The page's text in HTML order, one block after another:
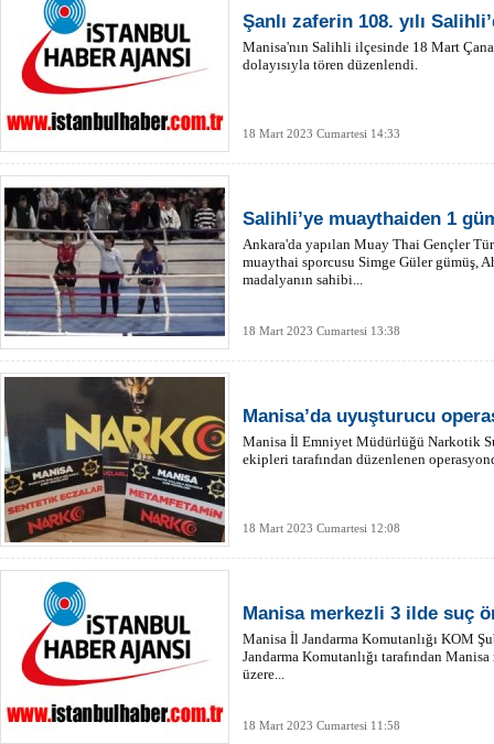
Şanlı zaferin 108. yılı
Manisa'nın Salihli ilçesinde 18 Mart
dolayısıyla tören düzenlendi.
18 Mart 2023 Cumartesi 14:33
Salihli’ye muaythaiden 1
Ankara'da yapılan Muay Thai Gençler
muaythai sporcusu Simge Güler gümüş,
madalyanın sahibi...
18 Mart 2023 Cumartesi 13:38
Manisa’da uyuşturucu
Manisa İl Emniyet Müdürlüğü Narkotik
ekipleri tarafından düzenlenen
18 Mart 2023 Cumartesi 12:08
Manisa merkezli 3 ilde suç
Manisa İl Jandarma Komutanlığı KOM
Jandarma Komutanlığı tarafından
üzere...
18 Mart 2023 Cumartesi 11:58